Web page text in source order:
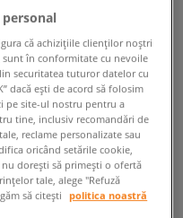
că achizițiile clienților noștri
sunt în conformitate cu nevoile
securitatea tuturor datelor cu
dacă ești de acord să folosim
pe site-ul nostru pentru a
tine, inclusiv recomandări de
reclame personalizate sau
oricând setările cookie,
nu dorești să primești o ofertă
tale, alege "Refuză
să citești
politica noastră